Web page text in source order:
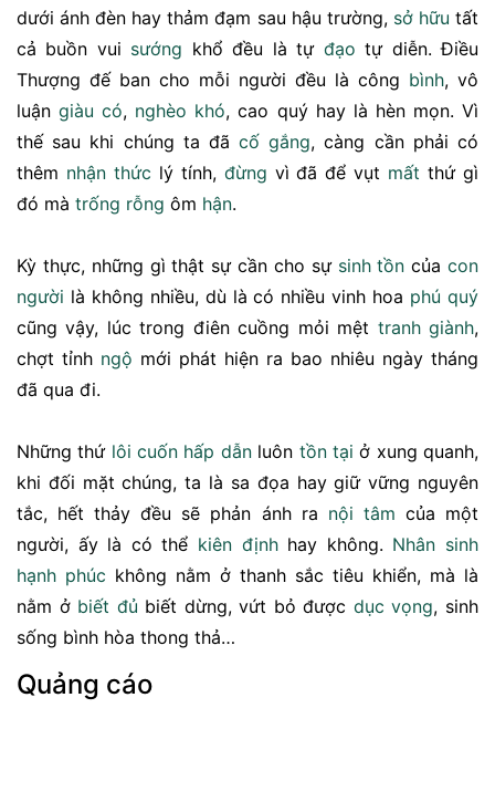
dưới ánh đèn hay thảm đạm sau hậu trường, sở hữu tất
cả buồn vui sướng khổ đều là tự đạo tự diễn. Điều
Thượng đế ban cho mỗi người đều là công bình, vô
luậngiàu có, nghèo khó, cao quý hay là hèn mọn. Vì
thế sau khi chúng ta đãcố gắng, càng cần phải có
thêm nhận thức lý tính, đừng vì đã để vụt mất thứ gì
đó mà trống rỗng ôm hận.
Kỳ thực, những gì thật sự cần cho sự sinh tồn củacon
người là không nhiều, dù là có nhiều vinh hoa phú quý
cũng vậy, lúc trong điên cuồng mỏi mệt tranh giành,
chợt tỉnh ngộ mới phát hiện ra bao nhiêu ngày tháng
đã qua đi.
Những thứ lôi cuốn hấp dẫnluôn tồn tại ở xung quanh,
khi đối mặt chúng, ta là sa đọa hay giữ vững nguyên
tắc, hết thảy đều sẽ phản ánh ra nội tâm của một
người, ấy là có thể kiên địnhhay không. Nhân sinh
hạnh phúc không nằm ở thanh sắc tiêu khiển, mà là
nằm ở biết đủ biết dừng, vứt bỏ được dục vọng, sinh
sống bình hòa thong thả…
Quảng cáo